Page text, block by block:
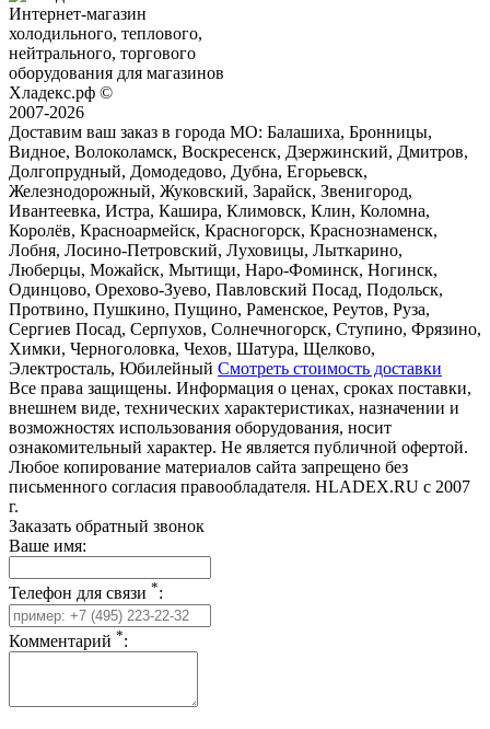
Интернет-магазин
холодильного, теплового,
нейтрального, торгового
оборудования для магазинов
Хладекс.рф ©
2007-2026
Доставим ваш заказ в города МО: Балашиха, Бронницы,
Видное, Волоколамск, Воскресенск, Дзержинский, Дмитров,
Долгопрудный, Домодедово, Дубна, Егорьевск,
Железнодорожный, Жуковский, Зарайск, Звенигород,
Ивантеевка, Истра, Кашира, Климовск, Клин, Коломна,
Королёв, Красноармейск, Красногорск, Краснознаменск,
Лобня, Лосино-Петровский, Луховицы, Лыткарино,
Люберцы, Можайск, Мытищи, Наро-Фоминск, Ногинск,
Одинцово, Орехово-Зуево, Павловский Посад, Подольск,
Протвино, Пушкино, Пущино, Раменское, Реутов, Руза,
Сергиев Посад, Серпухов, Солнечногорск, Ступино, Фрязино,
Химки, Черноголовка, Чехов, Шатура, Щелково,
Электросталь, Юбилейный Смотреть стоимость доставки
Все права защищены. Информация о ценах, сроках поставки,
внешнем виде, технических характеристиках, назначении и
возможностях использования оборудования, носит
ознакомительный характер. Не является публичной офертой.
Любое копирование материалов сайта запрещено без
письменного согласия правообладателя. HLADEX.RU c 2007
г.
Заказать обратный звонок
Ваше имя:
Телефон для связи *:
Комментарий *: